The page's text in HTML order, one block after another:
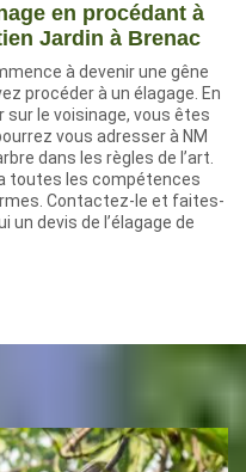
en procédant à
Jardin à Brenac
à devenir une gêne
procéder à un élagage. En
le voisinage, vous êtes
vous adresser à NM
dans les règles de l’art.
toutes les compétences
Contactez-le et faites-
un devis de l’élagage de